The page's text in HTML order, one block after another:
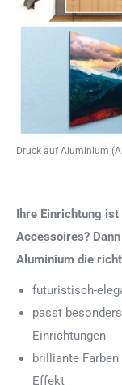
Druck auf Aluminium
Ihre Einrichtung
Accessoires?
Aluminium die
futuristisch-
passt
Einrichtungen
brilliante
Effekt